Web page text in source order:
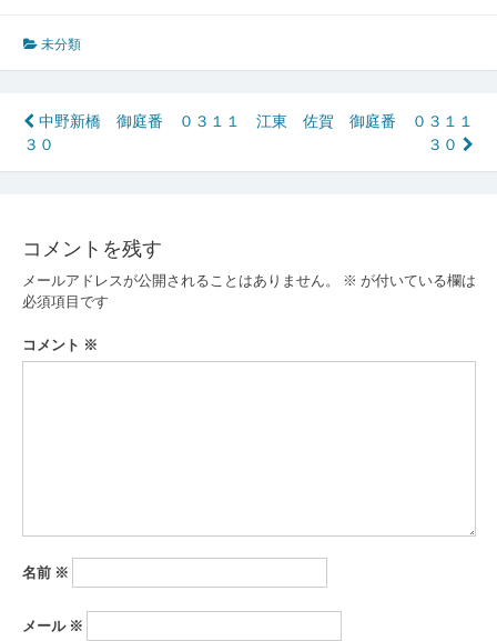
未分類
投
稿
ビ
ゲ
ー
シ
中野新橋 御庭番 ０３１１
３０
江東 佐賀 御庭番 ０３１１
３０
コメントを残す
メールアドレスが公開されることはありません。 ※ が付いている欄は
必須項目です
コメント ※
名前 ※
メール ※